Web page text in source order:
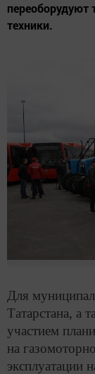
техники.
Для
Татарстана, а
участием
на
эксплуатации